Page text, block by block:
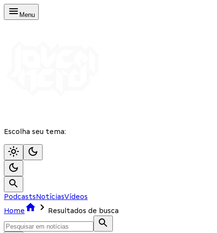
Menu
Escolha seu tema:
PodcastsNotíciasVídeos
Home
Resultados de busca